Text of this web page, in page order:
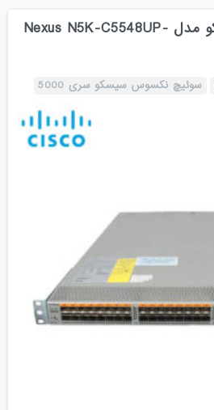
سوئیچ نکسوس سیسکو مدل Nexus N5K-C5548UP-
سوئیچ نکسوس سیسکو سری 5000